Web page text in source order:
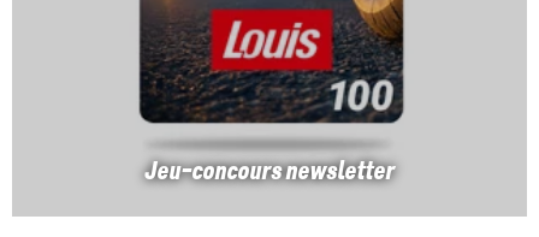
Jeu-concours newsletter